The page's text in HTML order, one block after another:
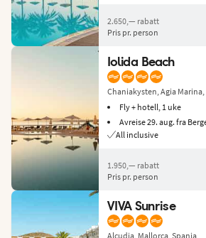
2.650,— rabatt
Pris pr. person
Iolida Beach
Chaniakysten, Agia
Fly + hotell, 1 uke
Avreise 29. aug. fra
All inclusive
1.950,— rabatt
Pris pr. person
VIVA Sunrise
Alcudia, Mallorca, Spania